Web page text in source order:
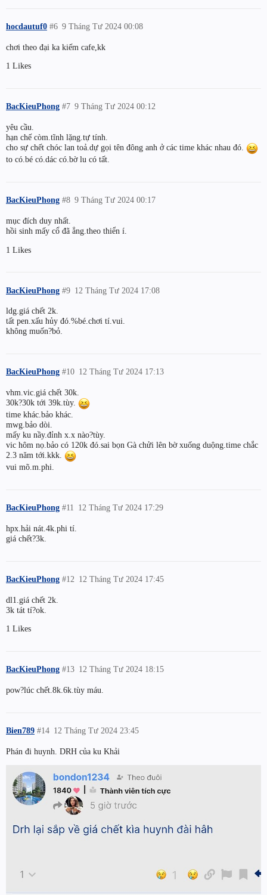
hocdautuf0 9 Tháng Tư 2024 00:08
#6
chơi theo đại ka kiếm cafe,kk
1 Likes
BacKieuPhong 9 Tháng Tư 2024 00:12
#7
yêu cầu.
hạn chế còm.tĩnh lặng.tự tính.
cho sự chết chóc lan toả.dự gọi tên đông anh ở các time khác nhau đó.
to có.bé có.dác có.bờ lu có tất.
BacKieuPhong 9 Tháng Tư 2024 00:17
#8
mục đích duy nhất.
hồi sinh mấy cổ đã ẳng.theo thiển í.
1 Likes
BacKieuPhong 12 Tháng Tư 2024 17:08
#9
ldg.giá chết 2k.
tất pen.xấu hủy đó.%bé.chơi tí.vui.
không muốn?bỏ.
BacKieuPhong 12 Tháng Tư 2024 17:13
#10
vhm.vic.giá chết 30k.
30k?30k tới 39k.tùy.
time khác.bảo khác.
mwg.bảo dòi.
mấy ku nầy.đỉnh x.x nào?tùy.
vic hôm nọ.bảo có 120k đó.sai bọn Gà chửi lên bờ xuống duộng.time chắc
2.3 năm tới.kkk.
vui mõ.m.phi.
BacKieuPhong 12 Tháng Tư 2024 17:29
#11
hpx.hải nát.4k.phi tí.
giá chết?3k.
BacKieuPhong 12 Tháng Tư 2024 17:45
#12
dl1.giá chết 2k.
3k tát tí?ok.
1 Likes
BacKieuPhong 12 Tháng Tư 2024 18:15
#13
pow?lúc chết.8k.6k.tùy máu.
Bien789 12 Tháng Tư 2024 23:45
#14
Phán đi huynh. DRH của ku Khải